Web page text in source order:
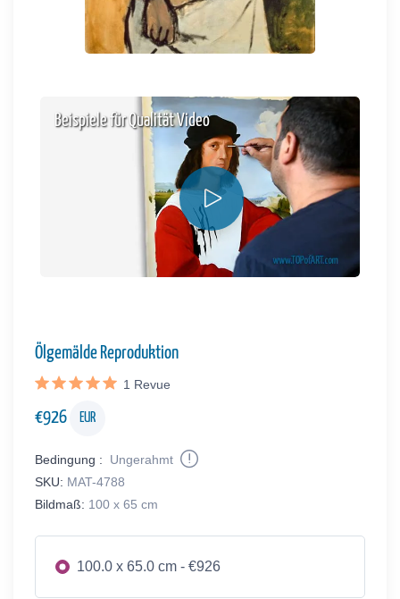
Beispiele für Qualität Video
Ölgemälde Reproduktion
1 Revue
€926 EUR
Bedingung :
Ungerahmt
SKU: MAT-4788
Bildmaß: 100 x 65 cm
100.0 x 65.0 cm - €926